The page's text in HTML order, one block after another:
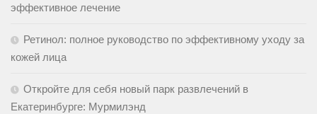
эффективное лечение
Ретинол: полное руководство по эффективному уходу за
кожей лица
Откройте для себя новый парк развлечений в
Екатеринбурге: Мурмилэнд